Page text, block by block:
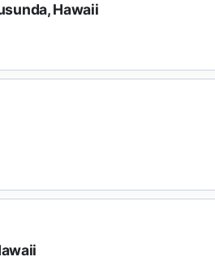
Hawaii